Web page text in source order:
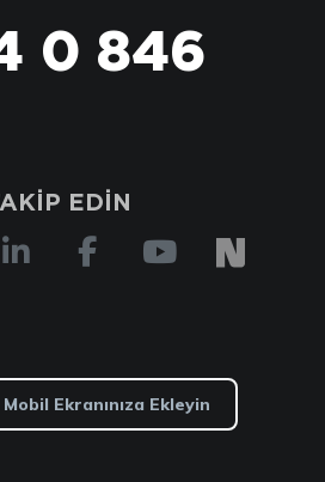
0 846
EDİN
Ekranınıza Ekleyin